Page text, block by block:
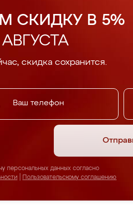
СКИДКУ В 5%
скидка сохранится.
персональных данных согласно
Пользовательскому соглашению